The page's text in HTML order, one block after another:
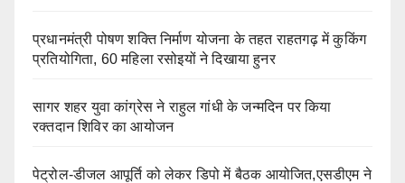
प्रधानमंत्री पोषण शक्ति निर्माण योजना के तहत राहतगढ़ में कुकिंग
प्रतियोगिता, 60 महिला रसोइयों ने दिखाया हुनर
सागर शहर युवा कांग्रेस ने राहुल गांधी के जन्मदिन पर किया
रक्तदान शिविर का आयोजन
पेट्रोल-डीजल आपूर्ति को लेकर डिपो में बैठक आयोजित,एसडीएम ने